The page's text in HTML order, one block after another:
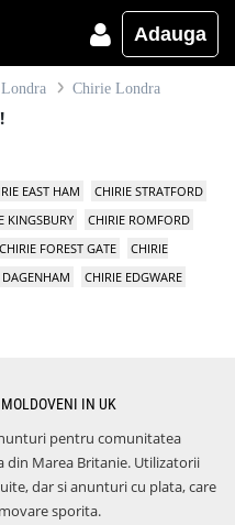
Adauga
Chirie Londra
EAST HAM
CHIRIE STRATFORD
KINGSBURY
CHIRIE ROMFORD
CHIRIE FOREST GATE
CHIRIE
DAGENHAM
CHIRIE EDGWARE
IN UK
pentru comunitatea
din Marea Britanie. Utilizatorii
dar si anunturi cu plata, care
sporita.